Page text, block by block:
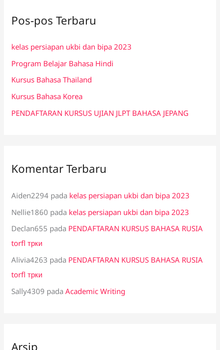
u
t
u
k
:
Pos-pos Terbaru
kelas persiapan ukbi dan bipa 2023
Program Belajar Bahasa Hindi
Kursus Bahasa Thailand
Kursus Bahasa Korea
PENDAFTARAN KURSUS UJIAN JLPT BAHASA JEPANG
Komentar Terbaru
Aiden2294 pada kelas persiapan ukbi dan bipa 2023
Nellie1860 pada kelas persiapan ukbi dan bipa 2023
Declan655 pada PENDAFTARAN KURSUS BAHASA RUSIA
torfl трки
Alivia4263 pada PENDAFTARAN KURSUS BAHASA RUSIA
torfl трки
Sally4309 padaAcademic Writing